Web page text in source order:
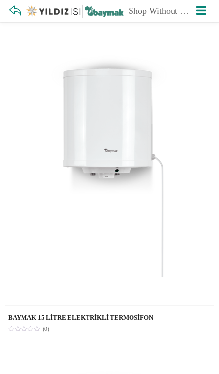
Shop Without Sidebar
BAYMAK 15 LİTRE ELEKTRİKLİ TERMOSİFON
(0)